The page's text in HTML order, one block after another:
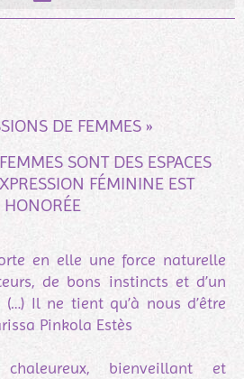
DE FEMMES »
SONT DES ESPACES
FÉMININE EST
HONORÉE
en elle une force naturelle
de bons instincts et d’un
Il ne tient qu’à nous d’être
Pinkola Estès
bienveillant et